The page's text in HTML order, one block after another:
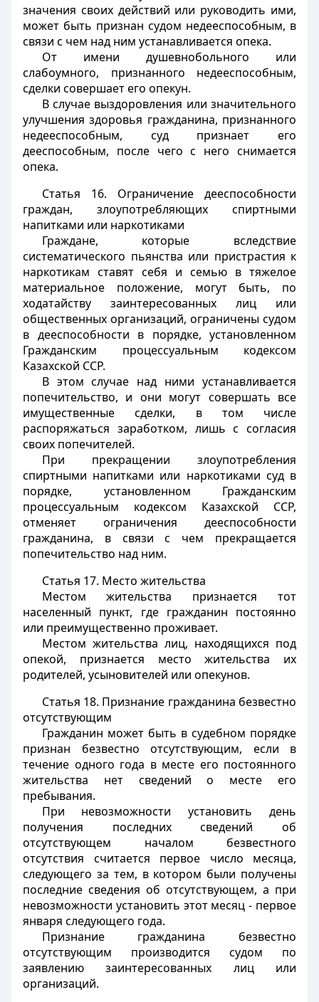
значения своих действий или руководить ими,
может быть признан судом недееспособным, в
связи с чем над ним устанавливается опека.
От имени душевнобольного или
слабоумного, признанного недееспособным,
сделки совершает его опекун.
В случае выздоровления или значительного
улучшения здоровья гражданина, признанного
недееспособным, суд признает его
дееспособным, после чего с него снимается
опека.
Статья 16. Ограничение дееспособности
граждан, злоупотребляющих спиртными
напитками или наркотиками
Граждане, которые вследствие
систематического пьянства или пристрастия к
наркотикам ставят себя и семью в тяжелое
материальное положение, могут быть, по
ходатайству заинтересованных лиц или
общественных организаций, ограничены судом
в дееспособности в порядке, установленном
Гражданским процессуальным кодексом
Казахской ССР.
В этом случае над ними устанавливается
попечительство, и они могут совершать все
имущественные сделки, в том числе
распоряжаться заработком, лишь с согласия
своих попечителей.
При прекращении злоупотребления
спиртными напитками или наркотиками суд в
порядке, установленном Гражданским
процессуальным кодексом Казахской ССР,
отменяет ограничения дееспособности
гражданина, в связи с чем прекращается
попечительство над ним.
Статья 17. Место жительства
Местом жительства признается тот
населенный пункт, где гражданин постоянно
или преимущественно проживает.
Местом жительства лиц, находящихся под
опекой, признается место жительства их
родителей, усыновителей или опекунов.
Статья 18. Признание гражданина безвестно
отсутствующим
Гражданин может быть в судебном порядке
признан безвестно отсутствующим, если в
течение одного года в месте его постоянного
жительства нет сведений о месте его
пребывания.
При невозможности установить день
получения последних сведений об
отсутствующем началом безвестного
отсутствия считается первое число месяца,
следующего за тем, в котором были получены
последние сведения об отсутствующем, а при
невозможности установить этот месяц - первое
января следующего года.
Признание гражданина безвестно
отсутствующим производится судом по
заявлению заинтересованных лиц или
организаций.